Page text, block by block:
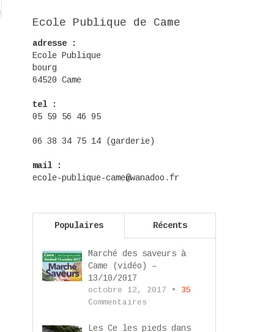
Ecole Publique de Came
adresse :
Ecole Publique
bourg
64520 Came
tel :
05 59 56 46 95
06 38 34 75 14 (garderie)
mail :
ecole-publique-came@wanadoo.fr
Populaires Récents
Marché des saveurs à
Came (vidéo) –
13/10/2017
octobre 12, 2017 • 35
Commentaires
Les Ce les pieds dans